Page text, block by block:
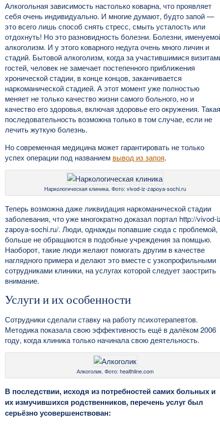
Алкогольная зависимость настолько коварна, что проявляет
себя очень индивидуально. И многие думают, будто запой —
это всего лишь способ снять стресс, смыть усталость или
отдохнуть! Но это разновидность болезни. Болезни,
алкоголизм. И у этого коварного недуга очень много личин и
стадий. Бытовой алкоголизм, когда за участившимися
гостей, человек не замечает постепенного приближения
хронической стадии, в конце концов, заканчивается
наркоманической стадией. А этот момент уже полностью
меняет не только качество жизни самого больного, но и
качество его здоровья, включая здоровье его окружения. Такая
последовательность возможна только в том случае, если не
лечить жуткую болезнь.
Но современная медицина может гарантировать не только
успех операции под названием вывод из запоя.
Наркологическая клиника. Фото: vivod-iz-zapoya-sochi.ru
Теперь возможна даже ликвидация наркоманической стадии
заболевания, что уже многократно доказал портал http://vivod-
zapoya-sochi.ru/. Люди, однажды попавшие сюда с проблемой,
больше не обращаются в подобные учреждения за помщью.
Наоборот, такие люди желают помогать другим в качестве
наглядного примера и делают это вместе с узкопрофильными
сотрудниками клиники, на услугах которой следует заострить
внимание.
Услуги и их особенности
Сотрудники сделали ставку на работу психотерапевтов.
Методика показала свою эффективность ещё в далёком 2006
году, когда клиника только начинала свою деятельность.
Алкоголик. Фото: healthline.com
В последствии, исходя из потребностей самих больных и
их измучившихся родственников, перечень услуг был
серьёзно усовершенствован: